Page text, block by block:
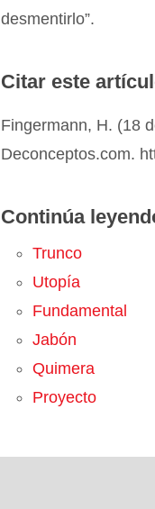
desmentirlo”.
Citar este
Fingermann, H. (18
Deconceptos.com.
Continúa
Trunco
Utopía
Fundamental
Jabón
Quimera
Proyecto